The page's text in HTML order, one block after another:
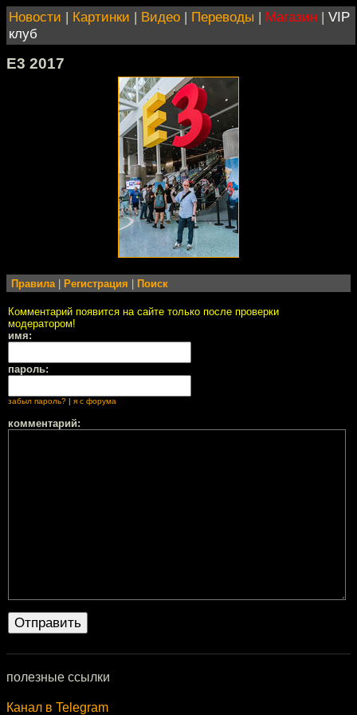
Новости | Картинки | Видео | Переводы | Магазин | VIP
клуб
E3 2017
Правила Регистрация Поиск
Комментарий появится на сайте только после проверки
модератором!
имя:
пароль:
забыл пароль? | я с форума
комментарий:
полезные ссылки
Канал в Telegram